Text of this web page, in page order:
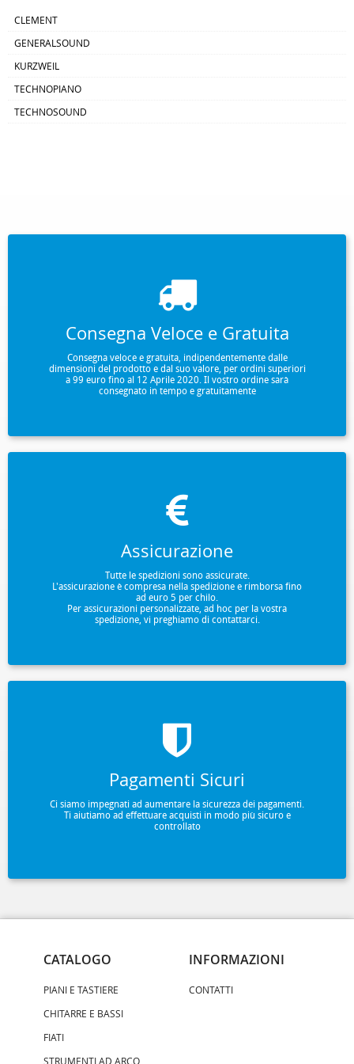
CLEMENT
GENERALSOUND
KURZWEIL
TECHNOPIANO
TECHNOSOUND
Consegna Veloce e Gratuita
Consegna veloce e gratuita, indipendentemente dalle
dimensioni del prodotto e dal suo valore, per ordini superiori
a 99 euro fino al 12 Aprile 2020. Il vostro ordine sarà
consegnato in tempo e gratuitamente
Assicurazione
Tutte le spedizioni sono assicurate.
L'assicurazione è compresa nella spedizione e rimborsa fino
ad euro 5 per chilo.
Per assicurazioni personalizzate, ad hoc per la vostra
spedizione, vi preghiamo di contattarci.
Pagamenti Sicuri
Ci siamo impegnati ad aumentare la sicurezza dei pagamenti.
Ti aiutiamo ad effettuare acquisti in modo più sicuro e
controllato
CATALOGO
PIANI E TASTIERE
CHITARRE E BASSI
FIATI
STRUMENTI AD ARCO
INFORMAZIONI
CONTATTI